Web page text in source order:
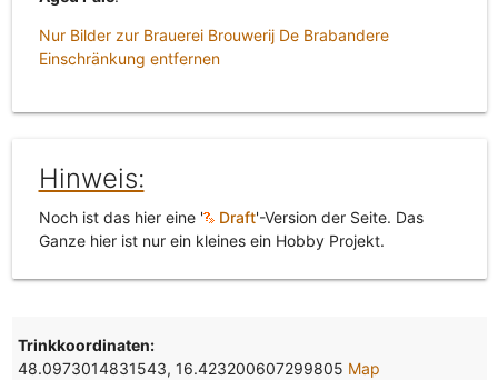
Nur Bilder zur Brauerei Brouwerij De Brabandere
Einschränkung entfernen
Hinweis:
Noch ist das hier eine ' Draft'-Version der Seite. Das
Ganze hier ist nur ein kleines ein Hobby Projekt.
Trinkkoordinaten:
48.0973014831543, 16.423200607299805 Map